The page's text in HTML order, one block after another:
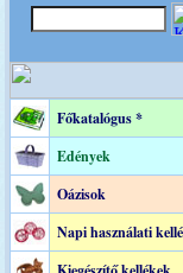
Főkatalógus *
Edények
Oázisok
Napi használati